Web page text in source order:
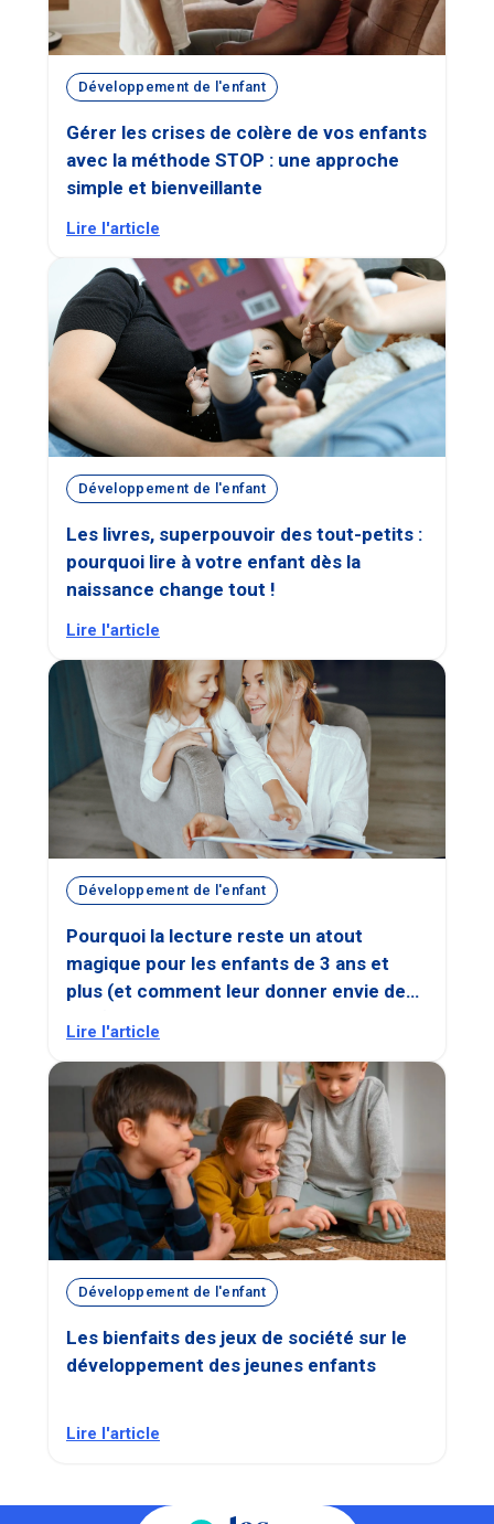
Développement de l'enfant
Gérer les crises de colère de vos enfants
avec la méthode STOP : une approche
simple et bienveillante
Lire l'article
Développement de l'enfant
Les livres, superpouvoir des tout-petits :
pourquoi lire à votre enfant dès la
naissance change tout !
Lire l'article
Développement de l'enfant
Pourquoi la lecture reste un atout
magique pour les enfants de 3 ans et
plus (et comment leur donner envie de
Lire l'article
Développement de l'enfant
Les bienfaits des jeux de société sur le
développement des jeunes enfants
Lire l'article